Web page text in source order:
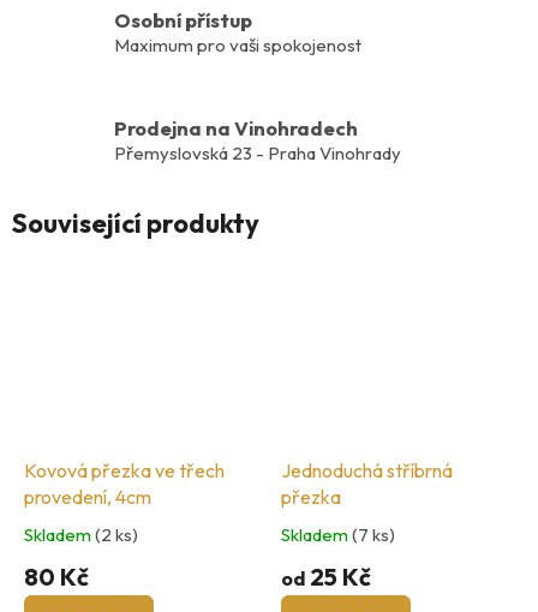
Osobní přístup
Maximum pro vaši spokojenost
Prodejna na Vinohradech
Přemyslovská 23 - Praha Vinohrady
Související produkty
Kovová přezka ve třech
provedení, 4cm
Skladem(2 ks)
80 Kč
Jednoduchá stříbrná
přezka
Skladem(7 ks)
od 25 Kč